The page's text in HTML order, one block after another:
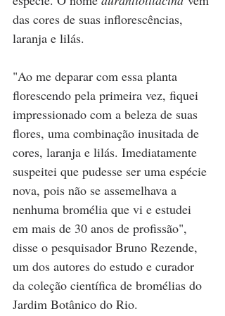
das cores de suas inflorescências,
laranja e lilás.
"Ao me deparar com essa planta
florescendo pela primeira vez, fiquei
impressionado com a beleza de suas
flores, uma combinação inusitada de
cores, laranja e lilás. Imediatamente
suspeitei que pudesse ser uma espécie
nova, pois não se assemelhava a
nenhuma bromélia que vi e estudei
em mais de 30 anos de profissão",
disse o pesquisador Bruno Rezende,
um dos autores do estudo e curador
da coleção científica de bromélias do
Jardim Botânico do Rio.